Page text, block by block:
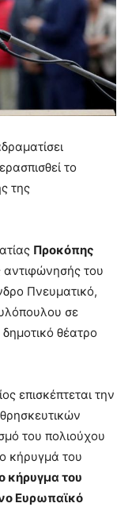
το
της
Προκόπης
αντιφώνησής του
Πνευματικό,
σε
θέατρο
επισκέπτεται την
του πολιούχου
κήρυγμά του
κήρυγμα του
Ευρωπαϊκό